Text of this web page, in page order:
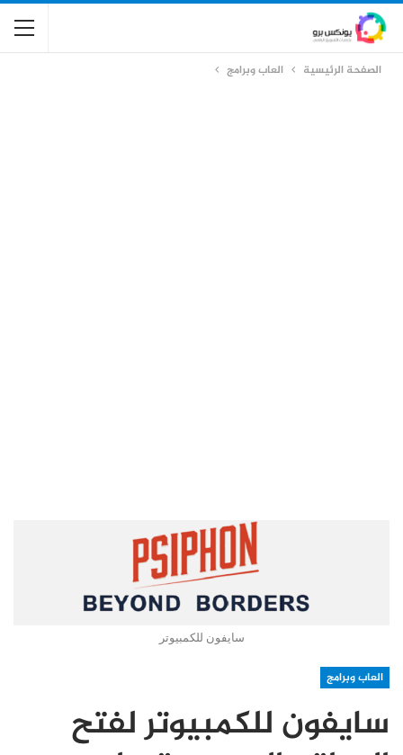
الصفحة الرئيسية العاب وبرامج
سايفون للكمبيوتر
العاب وبرامج
سايفون للكمبيوتر لفتح